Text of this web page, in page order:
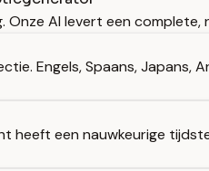
AI levert een complete,
Engels, Spaans, Japans,
heeft een nauwkeurige